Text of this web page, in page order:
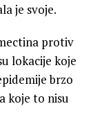
je svoje.
protiv
lokacije koje
brzo
koje to nisu